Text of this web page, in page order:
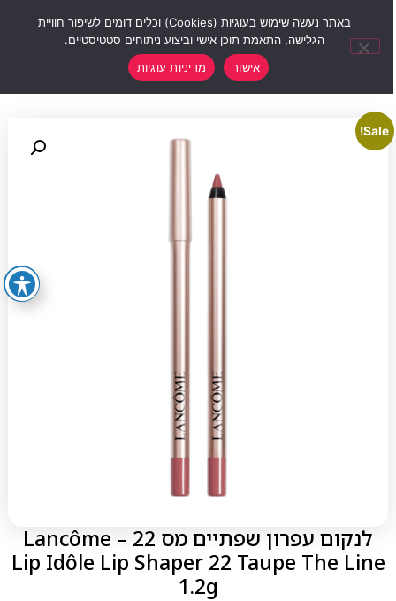
Sale!
לנקום עפרון שפתיים מס 22 – Lancôme
Lip Idôle Lip Shaper 22 Taupe The Line
1.2g
באתר נעשה שימוש בעוגיות (Cookies) וכלים דומים לשיפור חוויית
הגלישה, התאמת תוכן אישי וביצוע ניתוחים סטטיסטיים.
אישור
מדיניות עוגיות